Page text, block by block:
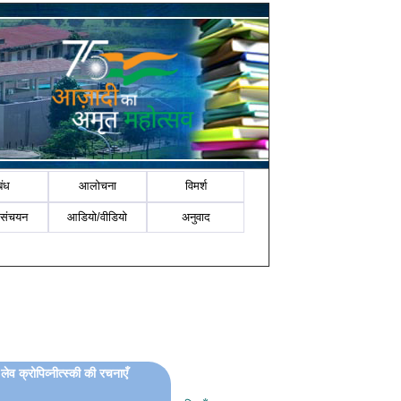
आलोचना विमर्श
आडियो/वीडियो अनुवाद
क्रोपिव्‍नीत्‍स्‍की की रचनाएँ